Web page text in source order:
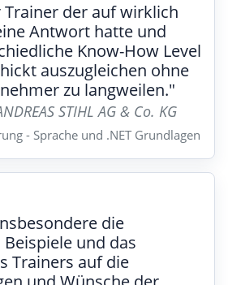
Trainer der auf wirklich
Antwort hatte und
Know-How Level
auszugleichen ohne
zu langweilen."
STIHL AG & Co. KG
- Sprache und .NET Grundlagen
die
und das
Trainers auf die